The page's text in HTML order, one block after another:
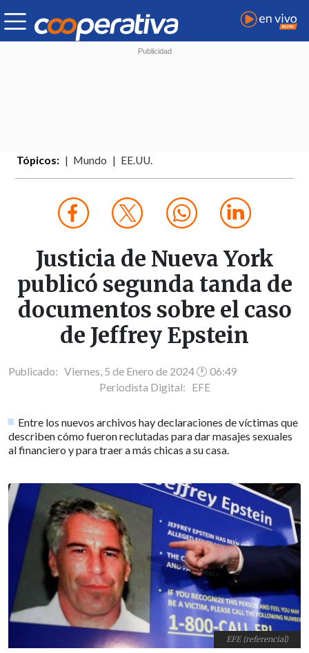
Tópicos: Mundo EE.UU.
Justicia de Nueva York
publicó segunda tanda de
documentos sobre el caso
de Jeffrey Epstein
Publicado: Viernes, 5 de Enero de 2024 🕐 06:49
Periodista Digital: EFE
Entre los nuevos archivos hay declaraciones de víctimas que
describen cómo fueron reclutadas para dar masajes sexuales
al financiero y para traer a más chicas a su casa.
EFE (referencial)